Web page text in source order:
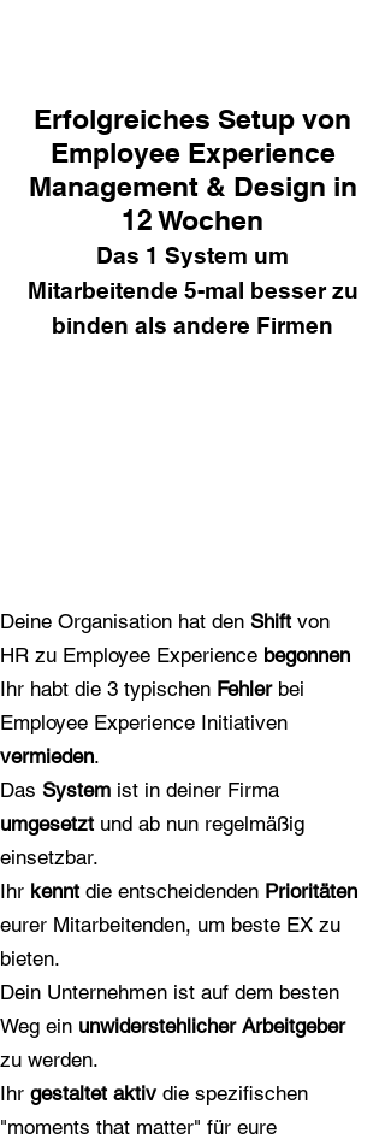
Erfolgreiches Setup von
Employee Experience
Management & Design in
12 Wochen
Das 1 System um
Mitarbeitende 5-mal besser zu
binden als andere Firmen
Deine Organisation hat den Shift von
HR zu Employee Experience begonnen
Ihr habt die 3 typischen Fehlerbei
Employee Experience Initiativen
vermieden.
Das System ist in deiner Firma
umgesetzt und ab nun regelmäßig
einsetzbar.
Ihr kennt die entscheidenden Prioritäten
eurer Mitarbeitenden, um beste EX zu
bieten.
Dein Unternehmen ist auf dem besten
Weg ein unwiderstehlicher Arbeitgeber
zu werden.
Ihr gestaltet aktiv die spezifischen
"moments that matter" für eure